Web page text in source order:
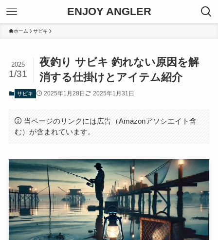
ENJOY ANGLER
ホーム サビキ
夜釣り サビキ 釣れない原因を解
消する仕掛けとアイテム紹介
2025
1/31
サビキ 2025年1月28日 2025年1月31日
当ページのリンクには広告（Amazonアソシエイト含
む）が含まれています。